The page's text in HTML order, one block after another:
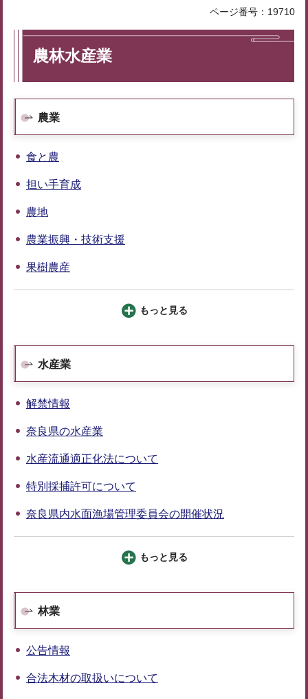
ページ番号：19710
農林水産業
農業
食と農
担い手育成
農地
農業振興・技術支援
果樹農産
もっと見る
水産業
解禁情報
奈良県の水産業
水産流通適正化法について
特別採捕許可について
奈良県内水面漁場管理委員会の開催状況
もっと見る
林業
公告情報
合法木材の取扱いについて